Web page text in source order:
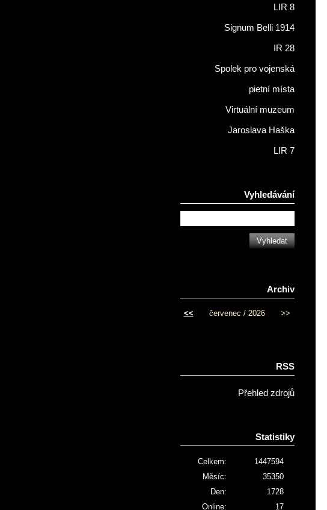
LIR 8
Signum Belli 1914
IR 28
Spolek pro vojenská
pietní místa
Virtuální muzeum
Jaroslava Haška
LIR 7
Vyhledávání
Archiv
<< červenec / 2026 >>
RSS
Přehled zdrojů
Statistiky
Online: 17
Celkem:
1447594
Měsíc:
35350
Den:
1728